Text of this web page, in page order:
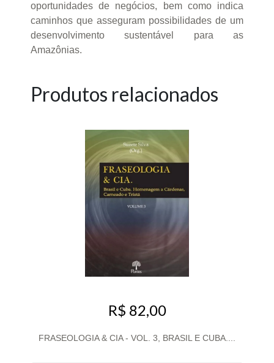
oportunidades de negócios, bem como indica
caminhos que asseguram possibilidades de um
desenvolvimento sustentável para as
Amazônias.
Produtos relacionados
R$ 82,00
FRASEOLOGIA & CIA - VOL. 3, BRASIL E CUBA....